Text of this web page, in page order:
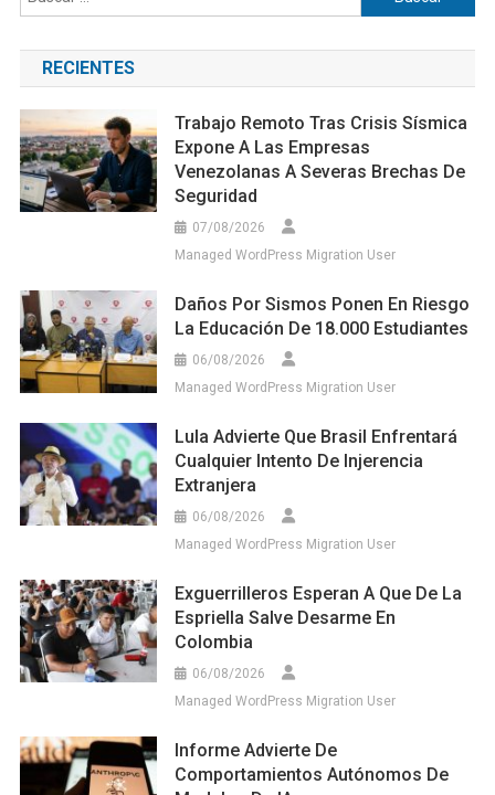
RECIENTES
Trabajo Remoto Tras Crisis Sísmica
Expone A Las Empresas
Venezolanas A Severas Brechas De
Seguridad
07/08/2026
Managed WordPress Migration User
Daños Por Sismos Ponen En Riesgo
La Educación De 18.000 Estudiantes
06/08/2026
Managed WordPress Migration User
Lula Advierte Que Brasil Enfrentará
Cualquier Intento De Injerencia
Extranjera
06/08/2026
Managed WordPress Migration User
Exguerrilleros Esperan A Que De La
Espriella Salve Desarme En
Colombia
06/08/2026
Managed WordPress Migration User
Informe Advierte De
Comportamientos Autónomos De